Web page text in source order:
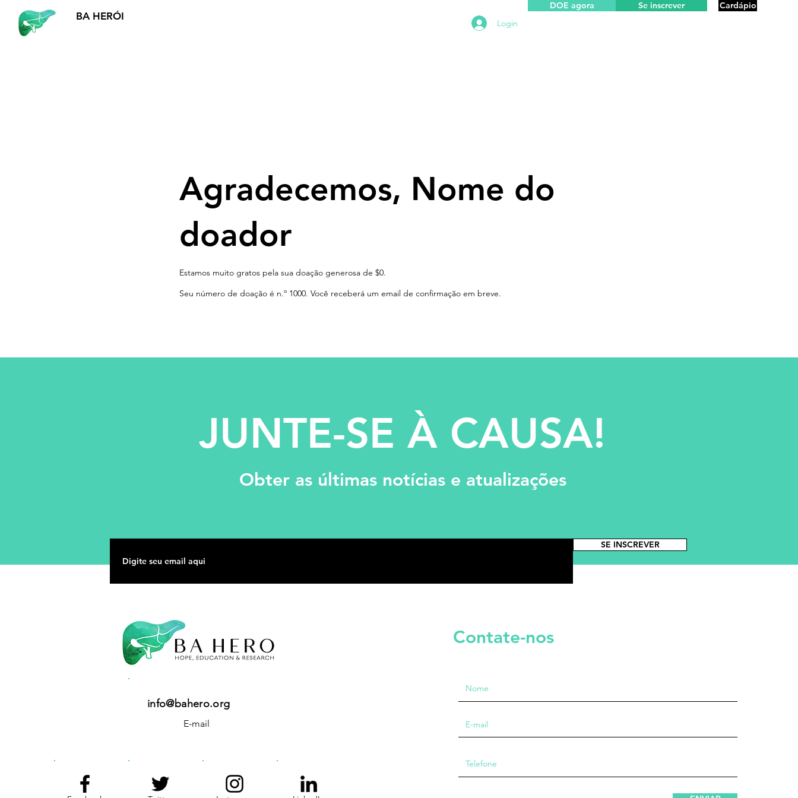
BA HERÓI
Login
Cardápio
DOE agora Se inscrever
Agradecemos, Nome do
doador
Estamos muito gratos pela sua doação generosa de $0.
Seu número de doação é n.º 1000. Você receberá um email de confirmação em breve.
JUNTE-SE À CAUSA!
Obter as últimas notícias e atualizações
SE INSCREVER
info@bahero.org
E-mail
Contate-nos